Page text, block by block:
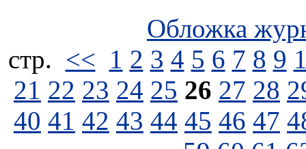
Обложка
стp. << 1 2 3 4 5 6 7 8 9
21 22 23 24 25 26 27 28
40 41 42 43 44 45 46 47